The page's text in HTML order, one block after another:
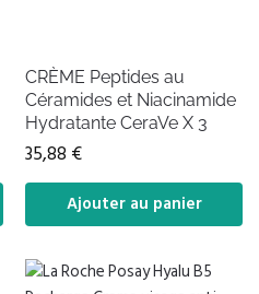
CRÈME Peptides au
Céramides et Niacinamide
Hydratante CeraVe X 3
35,88 €
Ajouter au panier